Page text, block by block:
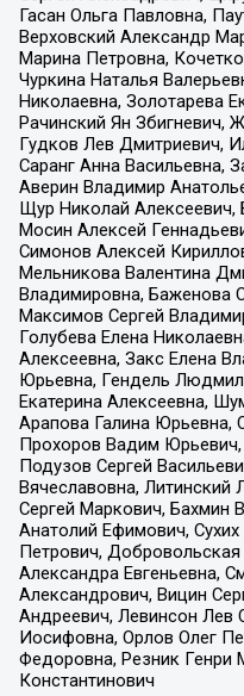
Гасан Ольга Павловна,
Верховский Александр
Марина Петровна,
Чуркина Наталья
Николаевна, Золотарева
Рачинский Ян Збигневич,
Гудков Лев Дмитриевич,
Саранг Анна Васильевна,
Аверин Владимир
Щур Николай
Мосин Алексей
Симонов Алексей
Мельникова Валентина
Владимировна, Баженова
Максимов Сергей
Голубева Елена
Алексеевна, Закс Елена
Юрьевна, Гендель
Екатерина Алексеевна,
Арапова Галина Юрьевна,
Прохоров Вадим
Подузов Сергей
Вячеславовна, Литинский
Сергей Маркович, Бахмин
Анатолий Ефимович,
Петрович,
Александра Евгеньевна,
Александрович, Вицин
Андреевич, Левинсон Лев
Иосифовна, Орлов Олег
Федоровна, Резник Генри
Константинович